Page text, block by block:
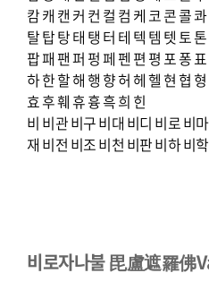
캄캐 캔 커 컨 컬 컴 케 코콘콜콰
탈탑탕태 탱 터 테 텍 템 텟 토톤
팝패팬퍼 펑페펜 편 평 포퐁표
하한할해행 향허헤헬 현협 형
효 후훼휴흉흑희 힌
비 비관비구비대 비디 비로비마
재 비전 비조비천 비판비하비학
비로자나불 毘盧遮羅佛